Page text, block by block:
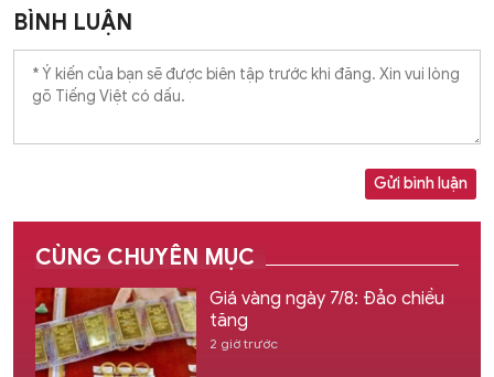
BÌNH LUẬN
Gửi bình luận
CÙNG CHUYÊN MỤC
Giá vàng ngày 7/8: Đảo chiều
tăng
2 giờ trước